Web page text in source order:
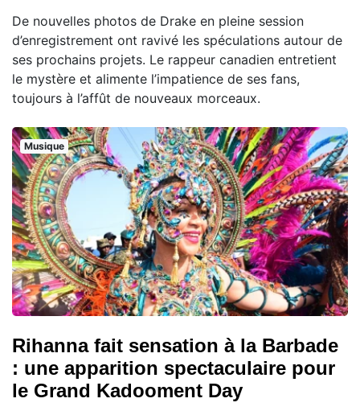
De nouvelles photos de Drake en pleine session
d’enregistrement ont ravivé les spéculations autour de
ses prochains projets. Le rappeur canadien entretient
le mystère et alimente l’impatience de ses fans,
toujours à l’affût de nouveaux morceaux.
Musique
Rihanna fait sensation à la Barbade
: une apparition spectaculaire pour
le Grand Kadooment Day